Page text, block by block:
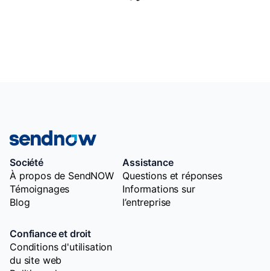
Société
À propos de SendNOW
Témoignages
Blog
Assistance
Questions et réponses
Informations sur
l’entreprise
Confiance et droit
Conditions d'utilisation
du site web